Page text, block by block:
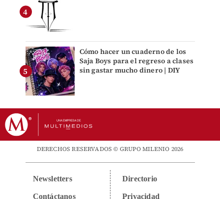
Cómo hacer un cuaderno de los
Saja Boys para el regreso a clases
sin gastar mucho dinero | DIY
DERECHOS RESERVADOS © GRUPO MILENIO 2026
Newsletters
Contáctanos
Directorio
Privacidad